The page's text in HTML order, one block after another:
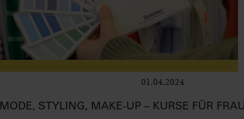
01.04.2024
MODE, STYLING, MAKE-UP – KURSE FÜR